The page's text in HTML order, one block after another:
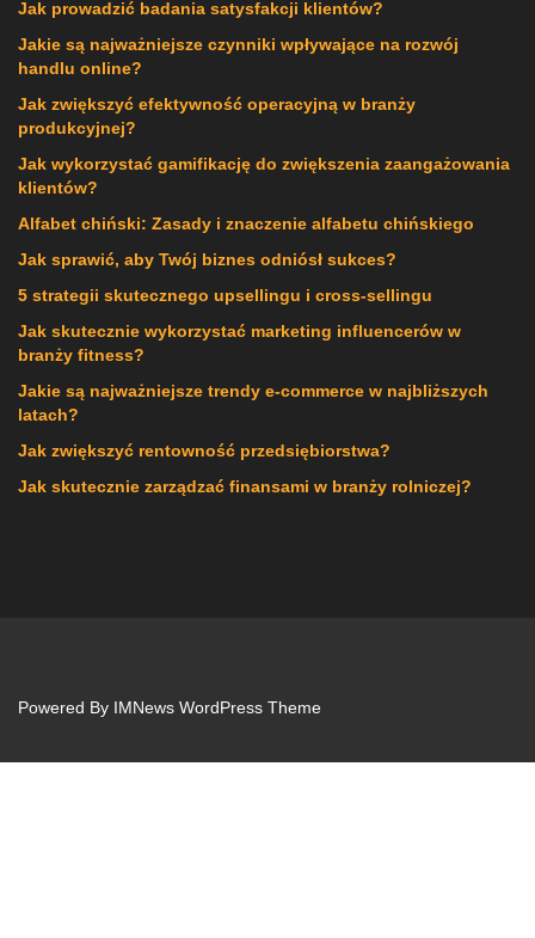
Jak prowadzić badania satysfakcji klientów?
Jakie są najważniejsze czynniki wpływające na rozwój
handlu online?
Jak zwiększyć efektywność operacyjną w branży
produkcyjnej?
Jak wykorzystać gamifikację do zwiększenia zaangażowania
klientów?
Alfabet chiński: Zasady i znaczenie alfabetu chińskiego
Jak sprawić, aby Twój biznes odniósł sukces?
5 strategii skutecznego upsellingu i cross-sellingu
Jak skutecznie wykorzystać marketing influencerów w
branży fitness?
Jakie są najważniejsze trendy e-commerce w najbliższych
latach?
Jak zwiększyć rentowność przedsiębiorstwa?
Jak skutecznie zarządzać finansami w branży rolniczej?
Powered By IMNews WordPress Theme